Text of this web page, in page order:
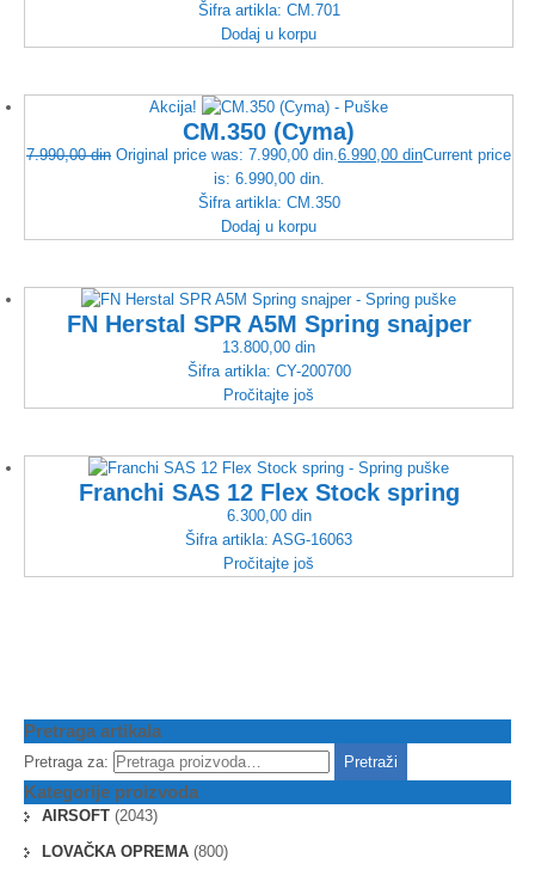
Šifra artikla: CM.701
Dodaj u korpu
Akcija!
CM.350 (Cyma)
7.990,00din Original price was: 7.990,00 din. 6.990,00 dinCurrent price
is: 6.990,00 din.
Šifra artikla: CM.350
Dodaj u korpu
FN Herstal SPR A5M Spring snajper
13.800,00 din
Šifra artikla: CY-200700
Pročitajte još
Franchi SAS 12 Flex Stock spring
6.300,00 din
Šifra artikla: ASG-16063
Pročitajte još
Pretraga artikala
Pretraga za: Pretraži
Kategorije proizvoda
AIRSOFT (2043)
LOVAČKA OPREMA (800)